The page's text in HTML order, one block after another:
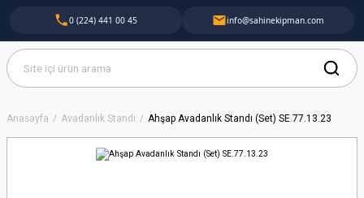
Anasayfa Avadanlık Standı Ahşap Avadanlık Standı (Set) SE.77.13.23
0 (224) 441 00 45 info@sahinekipman.com